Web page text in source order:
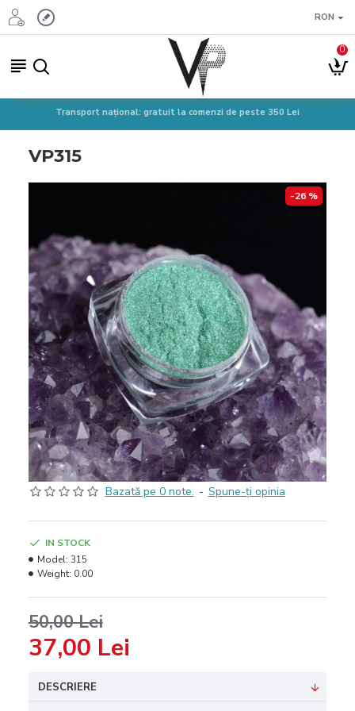
RON
0
Transport național: gratuit la comenzi de peste 350 Lei
VP315
-26 %
Bazată pe 0 note. - Spune-ţi opinia
37,00 Lei
50,00 Lei
IN STOCK
Model: 315
Weight: 0.00
DESCRIERE